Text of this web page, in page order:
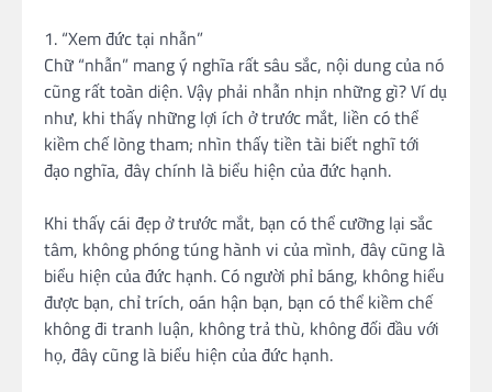
1. “Xem đức tại nhẫn”
Chữ “nhẫn” mang ý nghĩa rất sâu sắc, nội dung của nó
cũng rất toàn diện. Vậy phải nhẫn nhịn những gì? Ví dụ
như, khi thấy những lợi ích ở trước mắt, liền có thể
kiềm chế lòng tham; nhìn thấy tiền tài biết nghĩ tới
đạo nghĩa, đây chính là biểu hiện của đức hạnh.
Khi thấy cái đẹp ở trước mắt, bạn có thể cưỡng lại sắc
tâm, không phóng túng hành vi của mình, đây cũng là
biểu hiện của đức hạnh. Có người phỉ báng, không hiểu
được bạn, chỉ trích, oán hận bạn, bạn có thể kiềm chế
không đi tranh luận, không trả thù, không đối đầu với
họ, đây cũng là biểu hiện của đức hạnh.